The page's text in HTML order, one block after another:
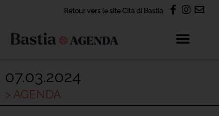
Retour vers le site Cità di Bastia
07.03.2024
> AGENDA